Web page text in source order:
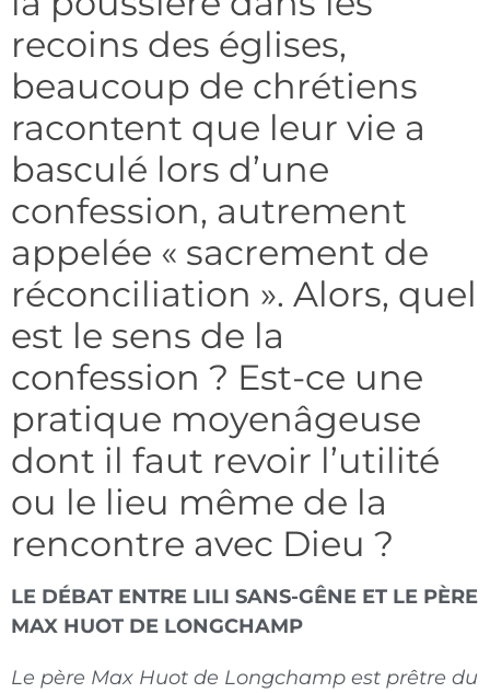
recoins des églises,
beaucoup de chrétiens
racontent que leur vie a
basculé lors d’une
confession, autrement
appelée « sacrement de
réconciliation ». Alors, quel
est le sens de la
confession ? Est-ce une
pratique moyenâgeuse
dont il faut revoir l’utilité
ou le lieu même de la
rencontre avec Dieu ?
LE DÉBAT ENTRE LILI SANS-GÊNE ET LE PÈRE
MAX HUOT DE LONGCHAMP
Le père Max Huot de Longchamp est prêtre du